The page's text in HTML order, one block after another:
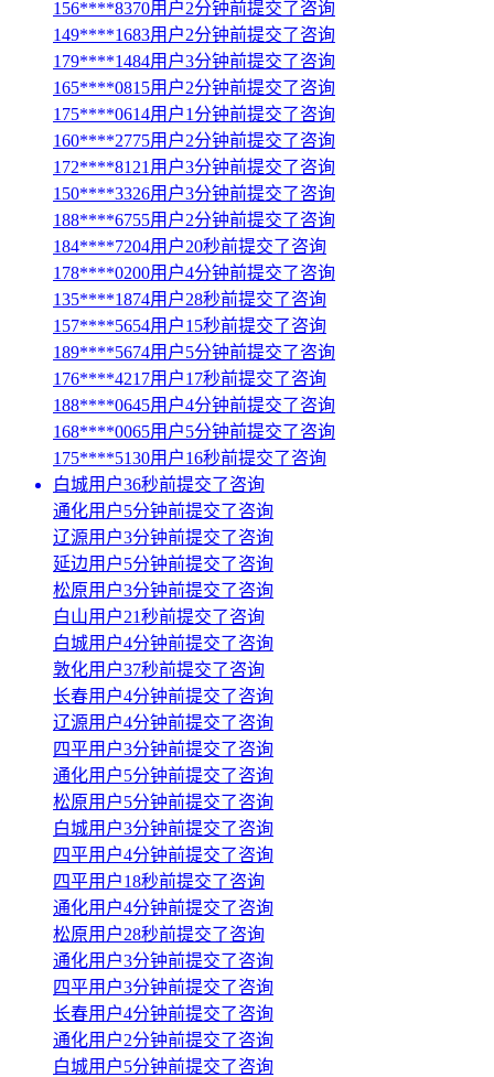
156****8370用户2分钟前提交了咨询
149****1683用户2分钟前提交了咨询
179****1484用户3分钟前提交了咨询
165****0815用户2分钟前提交了咨询
175****0614用户1分钟前提交了咨询
160****2775用户2分钟前提交了咨询
172****8121用户3分钟前提交了咨询
150****3326用户3分钟前提交了咨询
188****6755用户2分钟前提交了咨询
184****7204用户20秒前提交了咨询
178****0200用户4分钟前提交了咨询
135****1874用户28秒前提交了咨询
157****5654用户15秒前提交了咨询
189****5674用户5分钟前提交了咨询
176****4217用户17秒前提交了咨询
188****0645用户4分钟前提交了咨询
168****0065用户5分钟前提交了咨询
175****5130用户16秒前提交了咨询
白城用户36秒前提交了咨询
通化用户5分钟前提交了咨询
辽源用户3分钟前提交了咨询
延边用户5分钟前提交了咨询
松原用户3分钟前提交了咨询
白山用户21秒前提交了咨询
白城用户4分钟前提交了咨询
敦化用户37秒前提交了咨询
长春用户4分钟前提交了咨询
辽源用户4分钟前提交了咨询
四平用户3分钟前提交了咨询
通化用户5分钟前提交了咨询
松原用户5分钟前提交了咨询
白城用户3分钟前提交了咨询
四平用户4分钟前提交了咨询
四平用户18秒前提交了咨询
通化用户4分钟前提交了咨询
松原用户28秒前提交了咨询
通化用户3分钟前提交了咨询
四平用户3分钟前提交了咨询
长春用户4分钟前提交了咨询
通化用户2分钟前提交了咨询
白城用户5分钟前提交了咨询